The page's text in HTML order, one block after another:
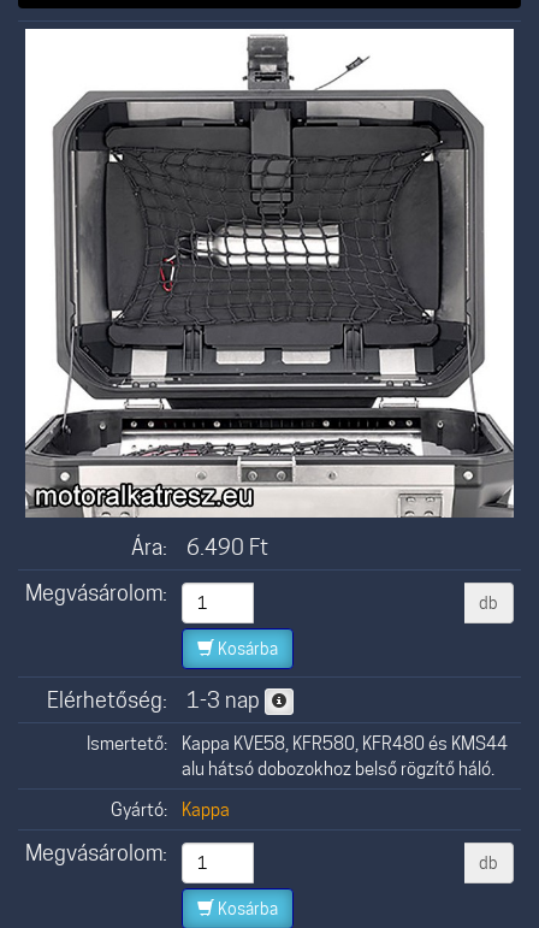
Ára: 6.490 Ft
Megvásárolom:
db
Kosárba
Elérhetőség: 1-3 nap
Ismertető:
Kappa KVE58, KFR580, KFR480 és KMS44
alu hátsó dobozokhoz belső rögzítő háló.
Gyártó:
Kappa
Megvásárolom: db
Kosárba